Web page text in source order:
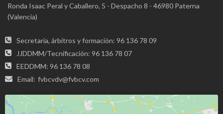
Ronda Isaac Peral y Caballero, 5 - Despacho 8 - 46980 Paterna
(Valencia)
Secretaria, árbitros y formación: 96 136 78 09
JJDDMM/Tecnificación: 96 136 78 07
EEDDMM: 96 136 78 08
Email: fvbcvdv@fvbcv.com